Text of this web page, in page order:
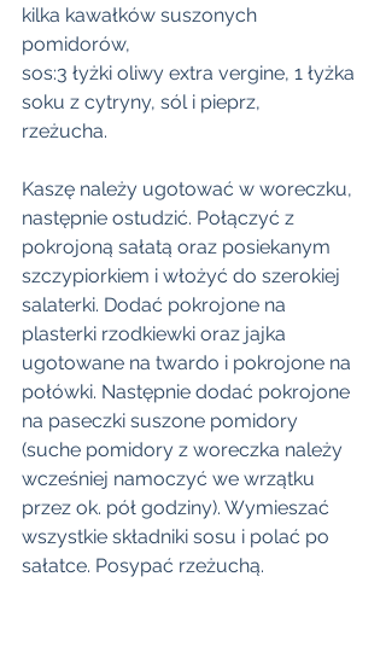
kilka kawałków suszonych
pomidorów,
sos:3 łyżki oliwy extra vergine, 1 łyżka
soku z cytryny, sól i pieprz,
rzeżucha.
Kaszę należy ugotować w woreczku,
następnie ostudzić. Połączyć z
pokrojoną sałatą oraz posiekanym
szczypiorkiem i włożyć do szerokiej
salaterki. Dodać pokrojone na
plasterki rzodkiewki oraz jajka
ugotowane na twardo i pokrojone na
połówki. Następnie dodać pokrojone
na paseczki suszone pomidory
(suche pomidory z woreczka należy
wcześniej namoczyć we wrzątku
przez ok. pół godziny). Wymieszać
wszystkie składniki sosu i polać po
sałatce. Posypać rzeżuchą.